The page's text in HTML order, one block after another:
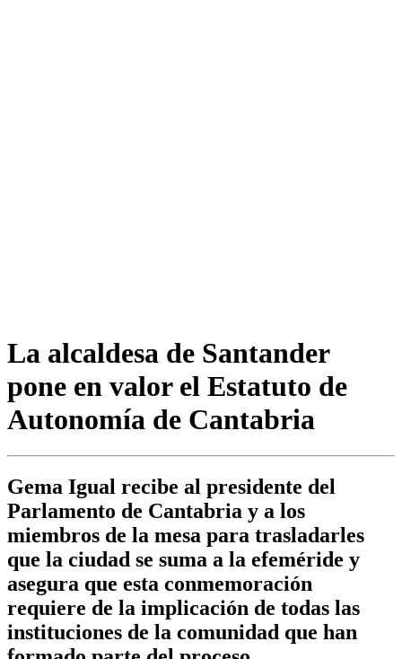
La alcaldesa de Santander
pone en valor el Estatuto de
Autonomía de Cantabria
Gema Igual recibe al presidente del
Parlamento de Cantabria y a los
miembros de la mesa para trasladarles
que la ciudad se suma a la efeméride y
asegura que esta conmemoración
requiere de la implicación de todas las
instituciones de la comunidad que han